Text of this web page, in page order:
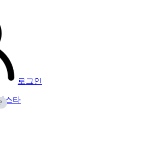
로그인